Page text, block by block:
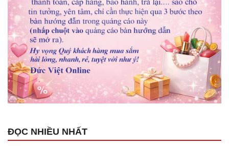
ĐỌC NHIỀU NHẤT